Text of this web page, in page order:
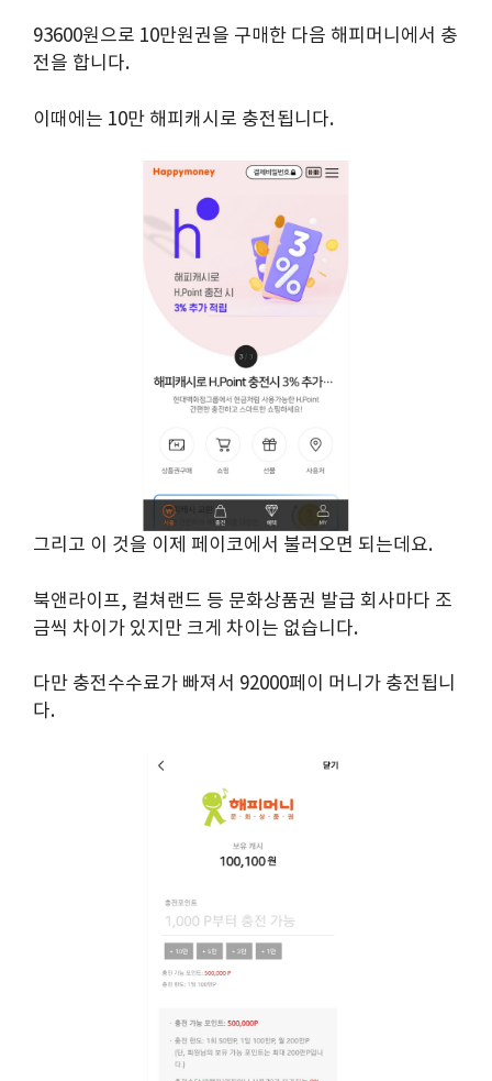
93600원으로 10만원권을 구매한 다음 해피머니에서 충
전을 합니다.
이때에는 10만 해피캐시로 충전됩니다.
그리고 이 것을 이제 페이코에서 불러오면 되는데요.
북앤라이프, 컬쳐랜드 등 문화상품권 발급 회사마다 조
금씩 차이가 있지만 크게 차이는 없습니다.
다만 충전수수료가 빠져서 92000페이 머니가 충전됩니
다.